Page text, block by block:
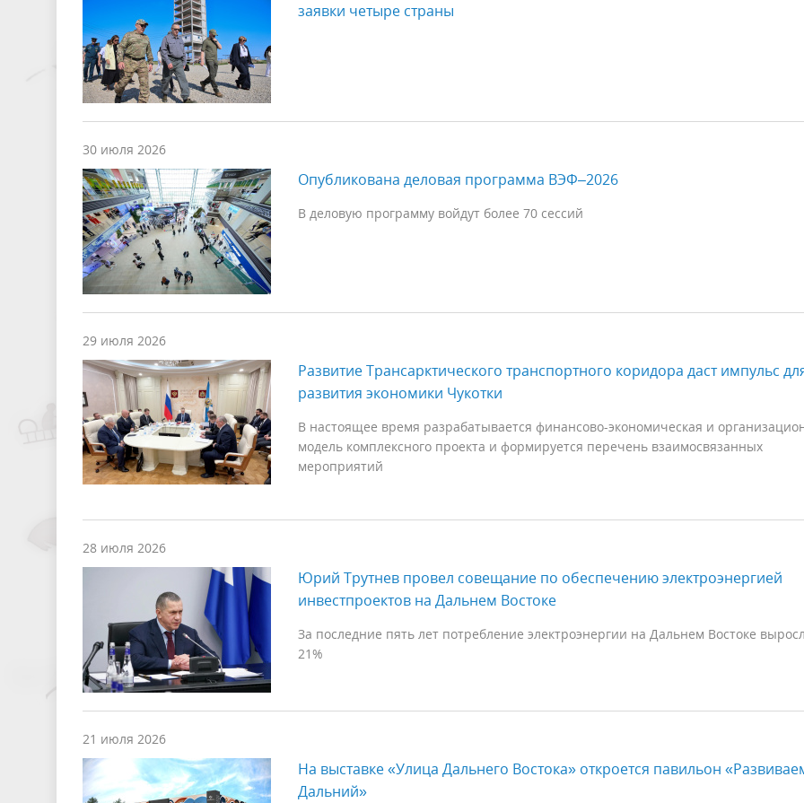
заявки четыре страны
30 июля 2026
Опубликована деловая программа ВЭФ–2026
В деловую программу войдут более 70 сессий
29 июля 2026
Развитие Трансарктического транспортного коридора даст импульс
развития экономики Чукотки
В настоящее время разрабатывается финансово-экономическая и
модель комплексного проекта и формируется перечень взаимосвязанных
мероприятий
28 июля 2026
Юрий Трутнев провел совещание по обеспечению электроэнергией
инвестпроектов на Дальнем Востоке
За последние пять лет потребление электроэнергии на Дальнем Востоке
21%
21 июля 2026
На выставке «Улица Дальнего Востока» откроется павильон
Дальний»